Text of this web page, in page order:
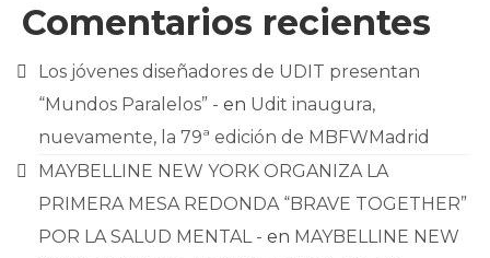
Comentarios recientes
Los jóvenes diseñadores de UDIT presentan
“Mundos Paralelos” - en Udit inaugura,
nuevamente, la 79ª edición de MBFWMadrid
MAYBELLINE NEW YORK ORGANIZA LA
PRIMERA MESA REDONDA “BRAVE TOGETHER”
POR LA SALUD MENTAL - en MAYBELLINE NEW